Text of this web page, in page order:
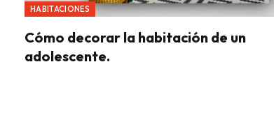
HABITACIONES
Cómo decorar la habitación de un
adolescente.